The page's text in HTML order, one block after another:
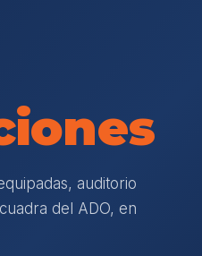
auditorio
del ADO, en